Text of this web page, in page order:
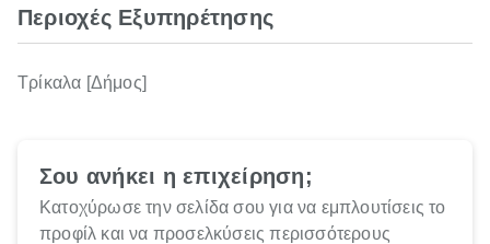
Περιοχές Εξυπηρέτησης
Τρίκαλα [Δήμος]
Σου ανήκει η επιχείρηση;
Κατοχύρωσε την σελίδα σου για να εμπλουτίσεις το
προφίλ και να προσελκύσεις περισσότερους